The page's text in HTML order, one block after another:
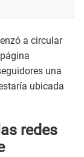
a circular
una
ubicada
redes